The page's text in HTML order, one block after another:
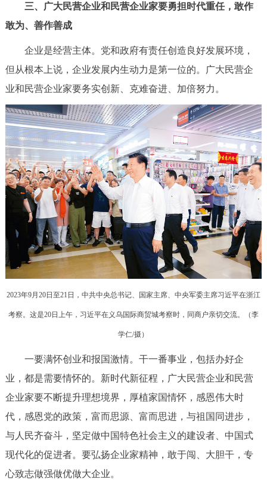
三、广大民营企业和民营企业家要勇担时代重任，敢作
敢为、善作善成
企业是经营主体。党和政府有责任创造良好发展环境，
但从根本上说，企业发展内生动力是第一位的。广大民营企
业和民营企业家要务实创新、克难奋进、加倍努力。
2023年9月20日至21日，中共中央总书记、国家主席、中央军委主席习近平在浙江
考察。这是20日上午，习近平在义乌国际商贸城考察时，同商户亲切交流。（李
学仁/摄）
一要满怀创业和报国激情。干一番事业，包括办好企
业，都是需要情怀的。新时代新征程，广大民营企业和民营
企业家要不断提升理想境界，厚植家国情怀，感恩伟大时
代，感恩党的政策，富而思源、富而思进，与祖国同进步，
与人民齐奋斗，坚定做中国特色社会主义的建设者、中国式
现代化的促进者。要弘扬企业家精神，敢于闯、大胆干，专
心致志做强做优做大企业。